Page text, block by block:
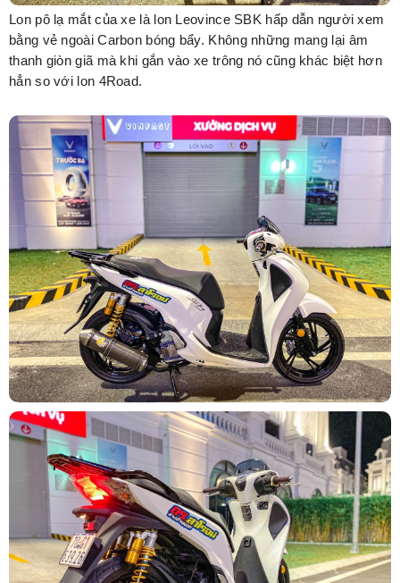
Lon pô lạ mắt của xe là lon Leovince SBK hấp dẫn người xem
bằng vẻ ngoài Carbon bóng bẩy. Không những mang lại âm
thanh giòn giã mà khi gắn vào xe trông nó cũng khác biệt hơn
hẳn so với lon 4Road.